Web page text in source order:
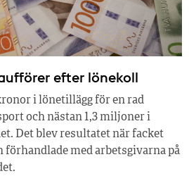
efter lönekoll
i lönetillägg för en rad
och nästan 1,3 miljoner i
Det blev resultatet när facket
förhandlade med arbetsgivarna på